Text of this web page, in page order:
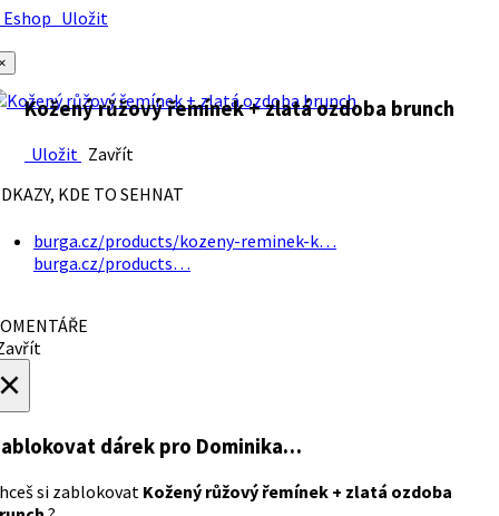
Uložit
Kožený růžový řemínek + zlatá ozdoba brunch
Uložit Zavřít
KDE TO SEHNAT
burga.cz/products/kozeny-reminek-k…
burga.cz/products…
dárek pro Dominika…
si zablokovat Kožený růžový řemínek + zlatá ozdoba